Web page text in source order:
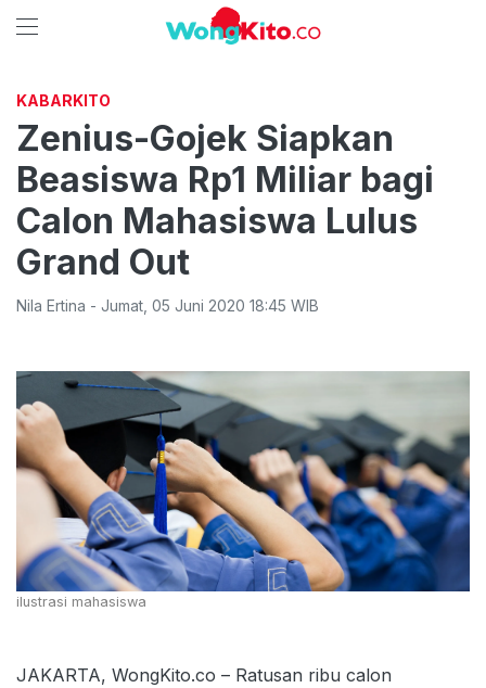
KABARKITO
Zenius-Gojek Siapkan
Beasiswa Rp1 Miliar bagi
Calon Mahasiswa Lulus
Grand Out
Nila Ertina - Jumat 05 Juni 2020 18:45 WIB
ilustrasi mahasiswa
JAKARTA, WongKito.co – Ratusan ribu calon